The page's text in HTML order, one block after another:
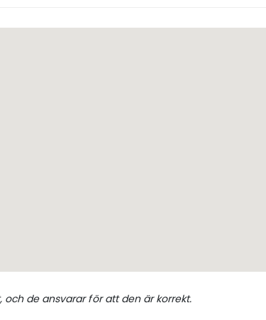
de ansvarar för att den är korrekt.